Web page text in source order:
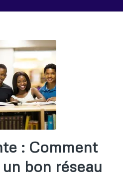
: Comment
bon réseau